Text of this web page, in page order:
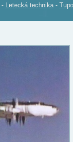
- Letecká technika -